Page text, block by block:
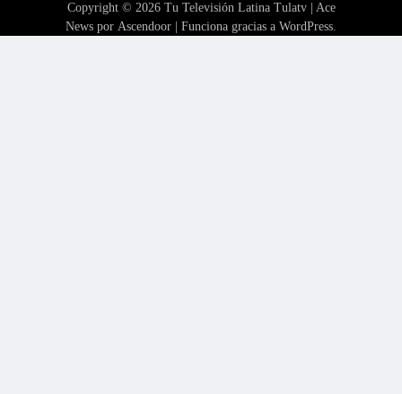
Copyright © 2026 Tu Televisión Latina Tulatv| Ace
News por Ascendoor | Funciona gracias a WordPress.